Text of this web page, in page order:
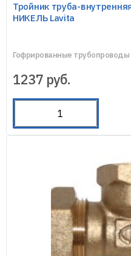
Тройник труба-
НИКЕЛЬ Lavita
Гофрированные
1237 руб.